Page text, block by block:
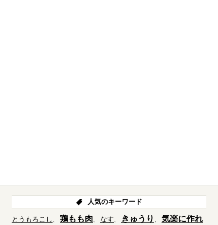
人気のキーワード
とうもろこし 鶏もも肉 なす きゅうり
気楽に作れ